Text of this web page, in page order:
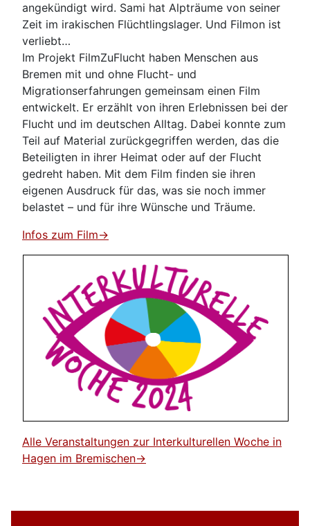
angekündigt wird. Sami hat Alpträume von seiner
Zeit im irakischen Flüchtlingslager. Und Filmon ist
verliebt…
Im Projekt FilmZuFlucht haben Menschen aus
Bremen mit und ohne Flucht- und
Migrationserfahrungen gemeinsam einen Film
entwickelt. Er erzählt von ihren Erlebnissen bei der
Flucht und im deutschen Alltag. Dabei konnte zum
Teil auf Material zurückgegriffen werden, das die
Beteiligten in ihrer Heimat oder auf der Flucht
gedreht haben. Mit dem Film finden sie ihren
eigenen Ausdruck für das, was sie noch immer
belastet – und für ihre Wünsche und Träume.
Infos zum Film->
Alle Veranstaltungen zur Interkulturellen Woche in
Hagen im Bremischen->